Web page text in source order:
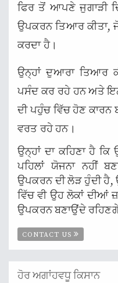
ਫਿਰ ਤੋਂ ਆਪਣੇ ਜੁਗਾੜੀ
ਉਪਕਰਨ ਤਿਆਰ ਕੀਤਾ,
ਕਰਦਾ ਹੈ।
ਉਨ੍ਹਾਂ ਦੁਆਰਾ ਤਿਆਰ
ਪਸੰਦ ਕਰ ਰਹੇ ਹਨ ਅਤੇ
ਦੀ ਪਹੁੰਚ ਵਿੱਚ ਹੋਣ
ਵਰਤ ਰਹੇ ਹਨ।
ਉਨ੍ਹਾਂ ਦਾ ਕਹਿਣਾ ਹੈ
ਪਹਿਲਾਂ ਯੋਜਨਾ ਨਹੀਂ
ਉਪਕਰਨ ਦੀ ਲੋੜ ਹੁੰਦੀ
ਵਿੱਚ ਵੀ ਉਹ ਲੋਕਾਂ ਦੀਆਂ
ਉਪਕਰਨ ਬਣਾਉਂਦੇ
CONTACT US
ਹੋਰ ਅਗਾਂਹਵਧੂ ਕਿਸਾਨ